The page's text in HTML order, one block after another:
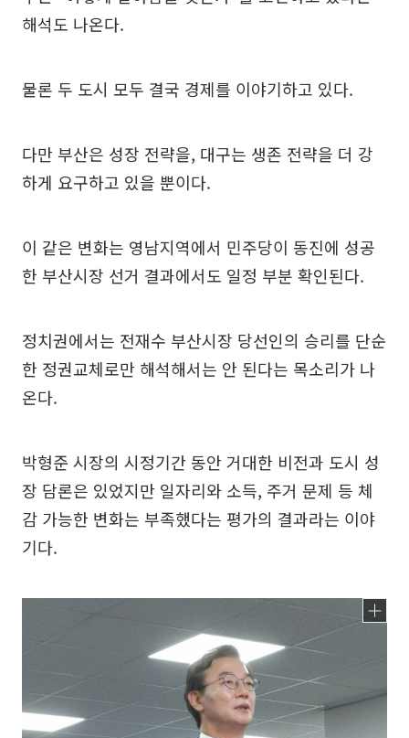
해석도 나온다.
물론 두 도시 모두 결국 경제를 이야기하고 있다.
다만 부산은 성장 전략을, 대구는 생존 전략을 더 강
하게 요구하고 있을 뿐이다.
이 같은 변화는 영남지역에서 민주당이 동진에 성공
한 부산시장 선거 결과에서도 일정 부분 확인된다.
정치권에서는 전재수 부산시장 당선인의 승리를 단순
한 정권교체로만 해석해서는 안 된다는 목소리가 나
온다.
박형준 시장의 시정기간 동안 거대한 비전과 도시 성
장 담론은 있었지만 일자리와 소득, 주거 문제 등 체
감 가능한 변화는 부족했다는 평가의 결과라는 이야
기다.